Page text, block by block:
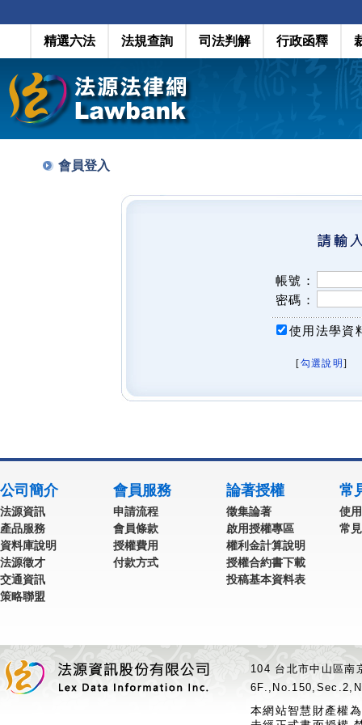
精選六法 法規查詢 司法判解 行政函釋
會員登入
帳號：
密碼：
使用法學資
[勾選說明 ]
公司簡介
法源資訊
產品服務
資料庫說明
法源徵才
交通資訊
策略聯盟
會員服務
申請流程
會員條款
授權費用
付款方式
論著授權
徵集論著
啟用授權專區
權利金計算說明
授權合約書下載
投稿基本資料表
常
使
常
104 台北市中山區
本網站智慧財產權